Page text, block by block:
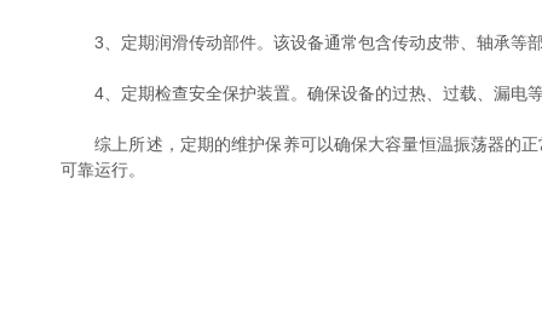
3、定期润滑传动部件。该设备通常包含传动皮带、轴承等
4、定期检查安全保护装置。确保设备的过热、过载、漏电
综上所述，定期的维护保养可以确保大容量恒温振荡器的正
可靠运行。